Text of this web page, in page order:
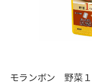
モランボン 野菜